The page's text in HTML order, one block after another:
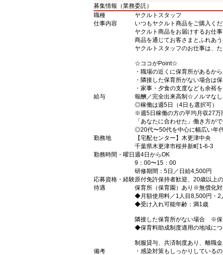
募集情報（業務委託）
職種
ヤクルトスタッフ
仕事内容
いつもヤクルト商品をご購入く
ヤクルト商品をお届けするお仕事
商品を通じてお客さまとふれあ
ヤクルトスタッフのお仕事は、
☆ココがPoint☆
・職場の近くに保育所があるか
・隣接した保育所がない場合は
・家事・夕食の支度なども余裕
給与
報酬／完全出来高制☆ノルマなし
◎稼働は週5日（4日も選択可）
※週5日稼働の方の平均月収27万
「あなたに合わせた」働き方が
◎20代〜50代を中心に幅広い年
勤務地
【宅配センター】木更津中央
千葉県木更津市桜井新町1-6-3
勤務時間・曜日 週4日からOK
9：00〜15：00
研修期間：5日／日給4,500円
応募資格・経験原付免許保持者歓迎、20歳以上
待遇
保育所（保育園）あり※無償化対
◆月額使用料／1人目8,500円・2
◆受け入れ可能年齢：満1歳
隣接した保育所がない場合 ※保
◆保育料助成制度適用の地域につ
制服貸与、共済制度あり、離職
備考
・感染対策もしっかりしている